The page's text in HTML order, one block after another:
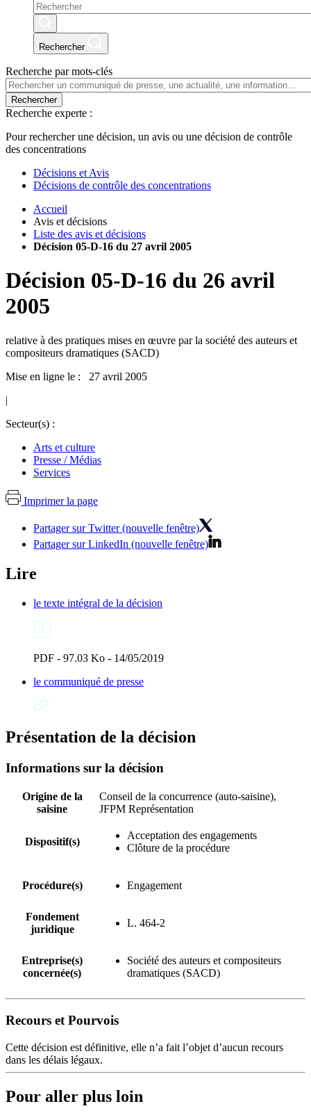
Rechercher
Recherche par mots-clés
Rechercher
Recherche experte :
Pour rechercher une décision, un avis ou une décision de contrôle
des concentrations
Décisions et Avis
Décisions de contrôle des concentrations
Accueil
Avis et décisions
Liste des avis et décisions
Décision 05-D-16 du 27 avril 2005
Décision 05-D-16 du 26 avril
2005
relative à des pratiques mises en œuvre par la société des auteurs et
compositeurs dramatiques (SACD)
Mise en ligne le : 27 avril 2005
|
Secteur(s) :
Arts et culture
Presse / Médias
Services
Imprimer la page
Partager sur Twitter (nouvelle fenêtre)
Partager sur LinkedIn (nouvelle fenêtre)
Lire
le texte intégral de la décision
PDF - 97.03 Ko - 14/05/2019
le communiqué de presse
Présentation de la décision
Informations sur la décision
Origine de la
saisine
Conseil de la concurrence (auto-saisine),
JFPM Représentation
Dispositif(s)
Acceptation des engagements
Clôture de la procédure
Procédure(s) Engagement
Fondement
juridique
L. 464-2
Entreprise(s)
concernée(s)
Société des auteurs et compositeurs
dramatiques (SACD)
Recours et Pourvois
Cette décision est définitive, elle n’a fait l’objet d’aucun recours
dans les délais légaux.
Pour aller plus loin